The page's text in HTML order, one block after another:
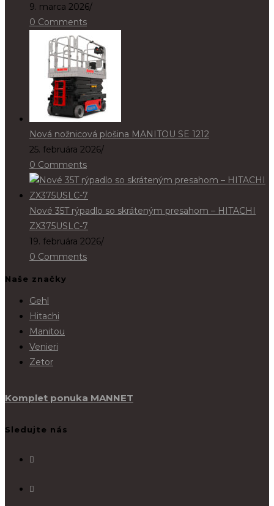
9. marca 2026/
0 Comments
Nová nožnicová plošina MANITOU SE 1212
25. februára 2026/
0 Comments
Nové 35T rýpadlo so skráteným presahom – HITACHI
ZX375USLC-7
19. februára 2026/
0 Comments
Naše značky
Gehl
Hitachi
Manitou
Venieri
Zetor
Komplet ponuka MANNET
Sledujte nás